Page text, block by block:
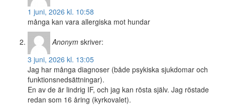
1 juni, 2026 kl. 10:58
många kan vara allergiska mot hundar
Anonym skriver:
3 juni, 2026 kl. 13:05
Jag har många diagnoser (både psykiska sjukdomar och
funktionsnedsättningar).
En av de är lindrig IF, och jag kan rösta själv. Jag röstade
redan som 16 åring (kyrkovalet).